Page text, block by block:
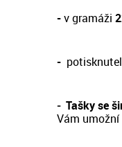
-v gramáži
-
- Tašky se
Vám